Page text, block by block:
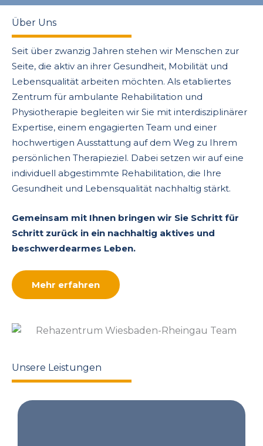
Über Uns
Seit über zwanzig Jahren stehen wir Menschen zur
Seite, die aktiv an ihrer Gesundheit, Mobilität und
Lebensqualität arbeiten möchten. Als etabliertes
Zentrum für ambulante Rehabilitation und
Physiotherapie begleiten wir Sie mit interdisziplinärer
Expertise, einem engagierten Team und einer
hochwertigen Ausstattung auf dem Weg zu Ihrem
persönlichen Therapieziel. Dabei setzen wir auf eine
individuell abgestimmte Rehabilitation, die Ihre
Gesundheit und Lebensqualität nachhaltig stärkt.
Gemeinsam mit Ihnen bringen wir Sie Schritt für
Schritt zurück in ein nachhaltig aktives und
beschwerdearmes Leben.
Mehr erfahren
Unsere Leistungen